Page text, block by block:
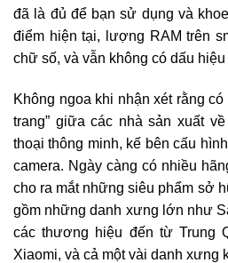
đã là đủ để bạn sử dụng và
điểm hiện tại, lượng RAM trên
chữ số, và vẫn không có dấu
Không ngoa khi nhận xét rằng có
trang” giữa các nhà sản xuất
thoại thông minh, kế bên cấu
camera. Ngày càng có nhiều
cho ra mắt những siêu phẩm sở
gồm những danh xưng lớn như
các thương hiệu đến từ Trung
Xiaomi, và cả một vài danh xưng